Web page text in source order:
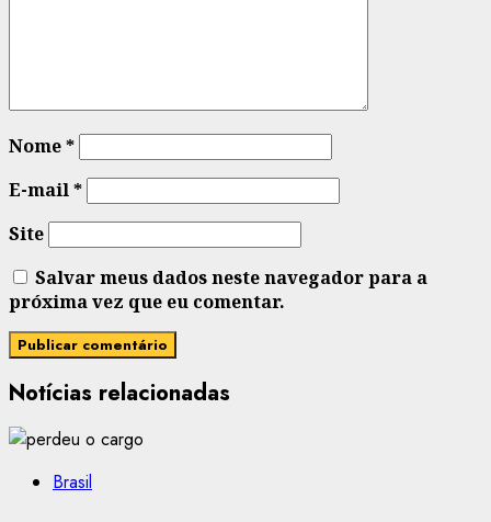
Nome*
E-mail*
Site
Salvar meus dados neste navegador para a
próxima vez que eu comentar.
Notícias relacionadas
Brasil